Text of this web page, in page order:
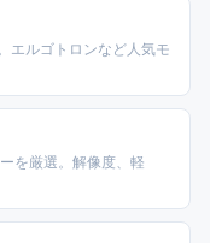
エルゴトロンなど人気モ
を厳選。解像度、軽